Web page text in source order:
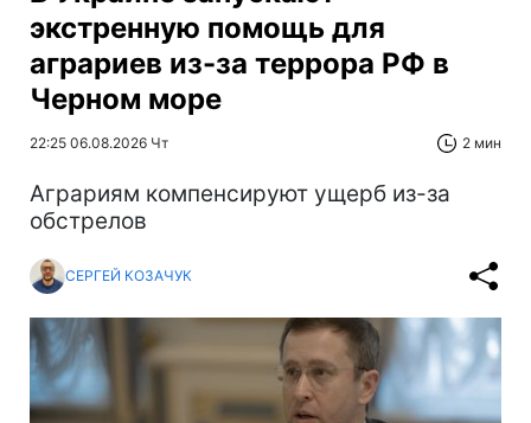
экстренную помощь для
аграриев из-за террора РФ в
Черном море
22:25 06.08.2026 Чт 2 мин
Аграриям компенсируют ущерб из-за
обстрелов
СЕРГЕЙ КОЗАЧУК